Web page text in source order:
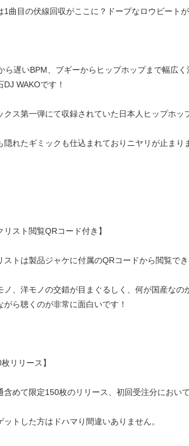
1曲目の伏線回収がここに？ドープなロウビート
ら遅いBPM、ブギーからヒップホップまで幅広
DJ WAKOです！
クス第一弾にて収録されていた日本人ヒップホ
隠れたギミックも仕込まれておりニヤリが止まり
リスト閲覧QRコード付き】
ストは製品ジャケに付属のQRコードから閲覧でき
ノ、洋モノの交錯が目まぐるしく、何が国産な
がら聴くのが非常に面白いです！
リリース】
含めて限定150枚のリリース、初回受注分におい
ットした方はドハマり間違いありません。